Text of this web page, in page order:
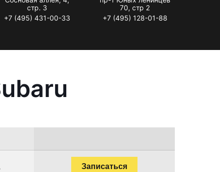
стр. 3
+7 (495) 431-00-33
70, стр 2
+7 (495) 128-01-88
Записаться